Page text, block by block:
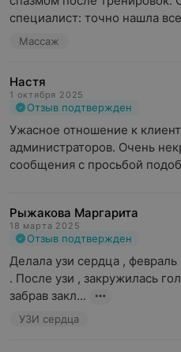
специалист: точно нашла
Массаж
Настя
1 октября 2025
Отзыв подтвержден
Ужасное отношение к
администраторов. Очень
сообщения с просьбой
Рыжакова Маргарита
18 марта 2025
Отзыв подтвержден
Делала узи сердца ,
. После узи , закружилась
забрав закл...
УЗИ сердца